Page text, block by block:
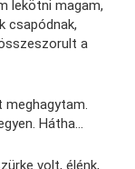
lekötni magam,
csapódnak,
a
meghagytam.
Hátha…
volt, élénk,